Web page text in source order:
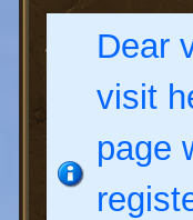
Dear
visit
page